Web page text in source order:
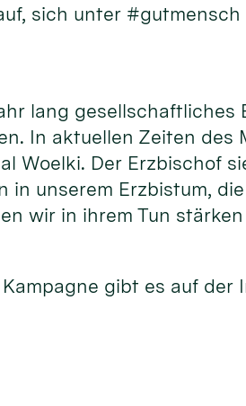
sich unter
lang
In aktuellen Zeiten
Woelki. Der Erzbischof
in unserem Erzbistum,
wir in ihrem Tun
gibt es auf der